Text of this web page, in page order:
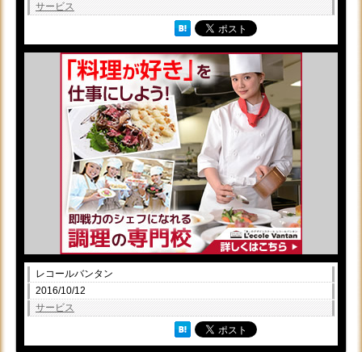
サービス
レコールバンタン
2016/10/12
サービス